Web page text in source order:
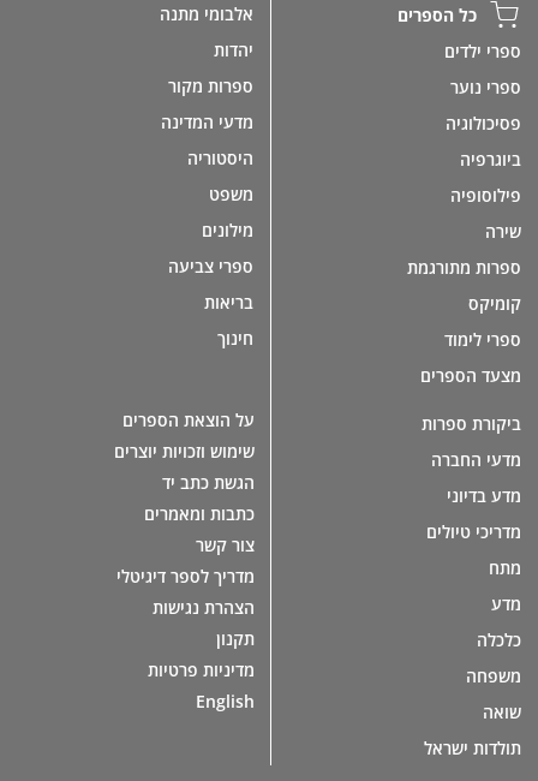
כל הספרים
ספרי ילדים
ספרי נוער
פסיכולוגיה
ביוגרפיה
פילוסופיה
שירה
ספרות מתורגמת
קומיקס
ספרי לימוד
מצעד הספרים
ביקורת ספרות
מדעי החברה
מדע בדיוני
מדריכי טיולים
מתח
מדע
כלכלה
משפחה
שואה
תולדות ישראל
אלבומי מתנה
יהדות
ספרות מקור
מדעי המדינה
היסטוריה
משפט
מילונים
ספרי צביעה
בריאות
חינוך
על הוצאת הספרים
שימוש וזכויות יוצרים
הגשת כתב יד
כתבות ומאמרים
צור קשר
מדריך לספר דיגיטלי
הצהרת נגישות
תקנון
מדיניות פרטיות
English